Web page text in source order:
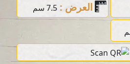
العرض : 7.5 سم